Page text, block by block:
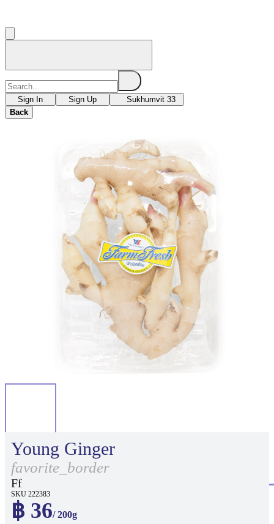
Sign In Sign Up
Sukhumvit 33
Back
Young Ginger
favorite_border
Ff
SKU 222383
฿ 36/ 200g